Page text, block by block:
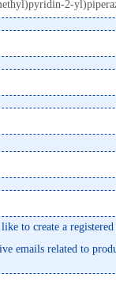
to create a
emails related to